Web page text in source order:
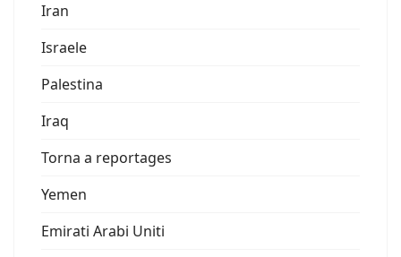
Iran
Israele
Palestina
Iraq
Torna a reportages
Yemen
Emirati Arabi Uniti